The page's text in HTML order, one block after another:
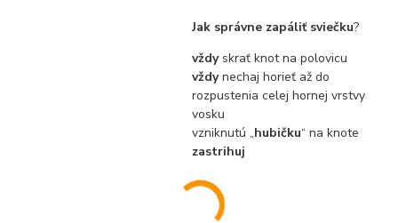
Jak správne zapáliť sviečku?
vždyskrať knot na polovicu
vždynechaj horieť až do
rozpustenia celej hornej vrstvy
vosku
vzniknutú „hubičku“ na knote
zastrihuj